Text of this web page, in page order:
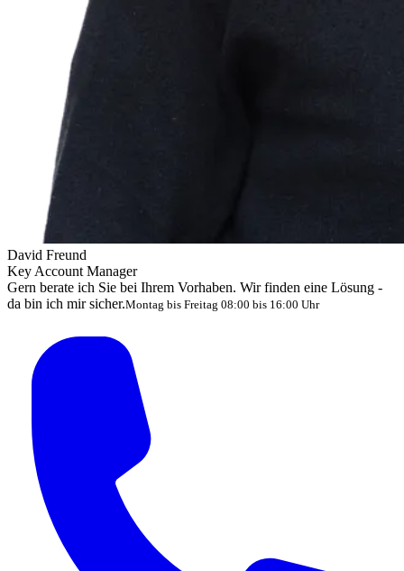
David Freund
Key Account Manager
Gern berate ich Sie bei Ihrem Vorhaben. Wir finden eine Lösung -
da bin ich mir sicher.Montag bis Freitag 08:00 bis 16:00 Uhr